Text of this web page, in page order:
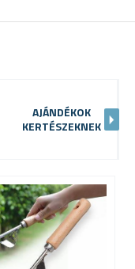
AJÁNDÉKOK
KERTÉSZEKNEK